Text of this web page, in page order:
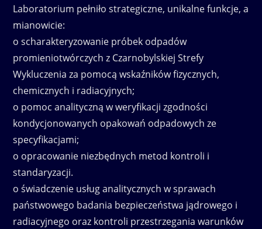
Laboratorium pełniło strategiczne, unikalne funkcje, a
mianowicie:
o scharakteryzowanie próbek odpadów
promieniotwórczych z Czarnobylskiej Strefy
Wykluczenia za pomocą wskaźników fizycznych,
chemicznych i radiacyjnych;
o pomoc analityczną w weryfikacji zgodności
kondycjonowanych opakowań odpadowych ze
specyfikacjami;
o opracowanie niezbędnych metod kontroli i
standaryzacji.
o świadczenie usług analitycznych w sprawach
państwowego badania bezpieczeństwa jądrowego i
radiacyjnego oraz kontroli przestrzegania warunków